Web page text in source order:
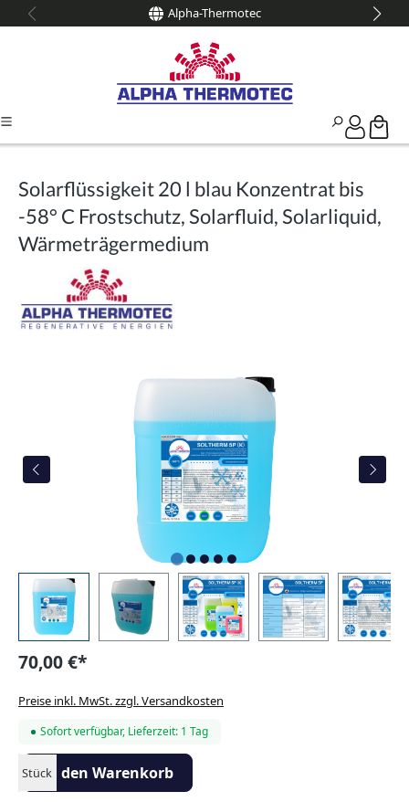
springen Alpha-Thermotec
Solarflüssigkeit 20 l blau Konzentrat bis
-58° C Frostschutz, Solarfluid, Solarliquid,
Wärmeträgermedium
Bildergalerie überspringen
70,00 €*
Preise inkl. MwSt. zzgl. Versandkosten
Sofort verfügbar, Lieferzeit: 1 Tag
Produkt Anzahl: Gib den gewünschten Wert ein oder benutze
StückIn den Warenkorb